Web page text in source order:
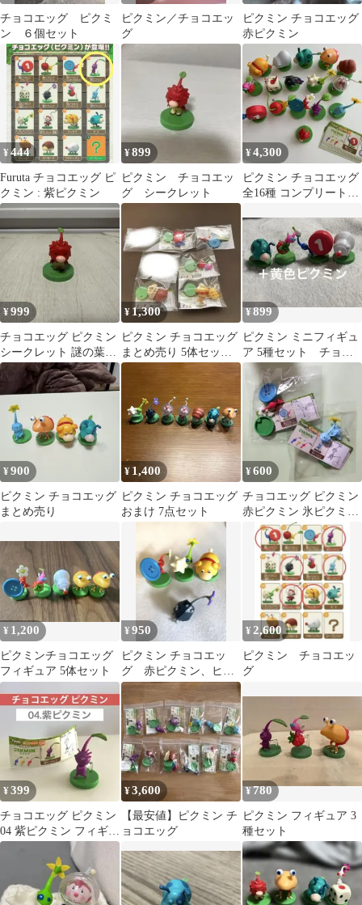
チョコエッグ ピクミ
ン ６個セット
ピクミン／チョコエッ
グ
ピクミン チョコエッグ
赤ピクミン
¥444
Furuta チョコエッグ ピ
クミン : 紫ピクミン
¥899
ピクミン チョコエッ
グ シークレット
¥4,300
ピクミン チョコエッグ
全16種 コンプリートセ
¥999
チョコエッグ ピクミン
シークレット 謎の葉っ
ぱ人 フィギュア
PIKMIN
¥ 1,300
ピクミン チョコエッグ
まとめ売り 5体セッ
ト バラ売り可
¥899
ピクミン ミニフィギュ
ア 5種セット チョコ
エッグ
¥900
ピクミン チョコエッグ
まとめ売り
¥ 1,400
ピクミン チョコエッグ
おまけ 7点セット
¥600
チョコエッグ ピクミン
赤ピクミン 氷ピクミン
2種セット
¥ 1,200
ピクミンチョコエッグ
フィギュア 5体セット
¥950
ピクミン チョコエッ
グ 赤ピクミン、ヒカ
リピクミン、オッチン
¥2,600
ピクミン チョコエッ
グ
¥399
チョコエッグ ピクミン
04 紫ピクミン フィギュ
ア
¥3,600
【最安値】ピクミン チ
ョコエッグ
¥780
ピクミン フィギュア 3
種セット